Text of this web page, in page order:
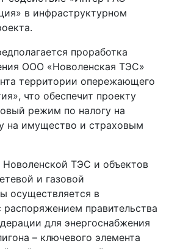
в инфраструктурном
проработка
ООО «Новоленская ТЭС»
территории опережающего
что обеспечит проекту
режим по налогу на
на имущество и страховым
Новоленской ТЭС и объектов
и газовой
осуществляется в
распоряжением правительства
для энергоснабжения
– ключевого элемента